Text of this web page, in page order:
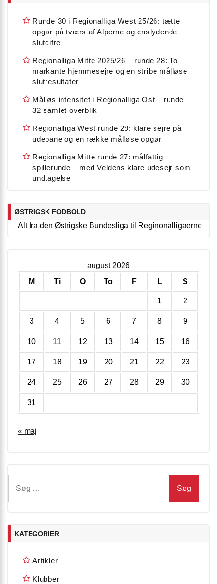
Runde 30 i Regionalliga West 25/26: tætte
opgør på tværs af Alperne og enslydende
slutcifre
Regionalliga Mitte 2025/26 – runde 28: To
markante hjemmesejre og en stribe målløse
slutresultater
Målløs intensitet i Regionalliga Ost – runde
32 samlet overblik
Regionalliga West runde 29: klare sejre på
udebane og en række målløse opgør
Regionalliga Mitte runde 27: målfattig
spillerunde – med Veldens klare udesejr som
undtagelse
ØSTRIGSK FODBOLD
Alt fra den Østrigske Bundesliga til Reginonalligaerne
august 2026
M
Ti O To F L S
1 2
3 4 5 6 7 8 9
10 11 12 13 14 15 16
17 18 19 20 21 22 23
24 25 26 27 28 29 30
31
« maj
efter:
KATEGORIER
Artikler
Klubber